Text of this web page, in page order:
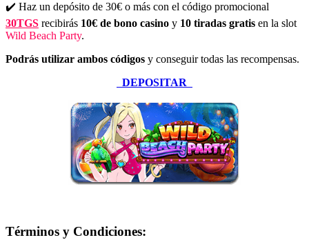
✔️ Haz un depósito de 30€ o más con el código promocional
30TGS recibirás 10€ de bono casino y 10 tiradas gratis en la slot
Wild Beach Party.
Podrás utilizar ambos códigos y conseguir todas las recompensas.
DEPOSITAR
Términos y Condiciones: